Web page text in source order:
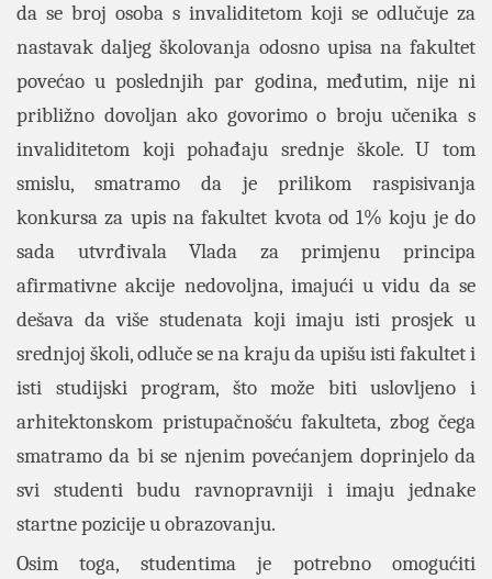
da se broj osoba s invaliditetom koji se odlučuje za
nastavak daljeg školovanja odosno upisa na fakultet
povećao u poslednjih par godina, međutim, nije ni
približno dovoljan ako govorimo o broju učenika s
invaliditetom koji pohađaju srednje škole. U tom
smislu, smatramo da je prilikom raspisivanja
konkursa za upis na fakultet kvota od 1% koju je do
sada utvrđivala Vlada za primjenu principa
afirmativne akcije nedovoljna, imajući u vidu da se
dešava da više studenata koji imaju isti prosjek u
srednjoj školi, odluče se na kraju da upišu isti fakultet i
isti studijski program, što može biti uslovljeno i
arhitektonskom pristupačnošću fakulteta, zbog čega
smatramo da bi se njenim povećanjem doprinjelo da
svi studenti budu ravnopravniji i imaju jednake
startne pozicije u obrazovanju.
Osim toga, studentima je potrebno omogućiti